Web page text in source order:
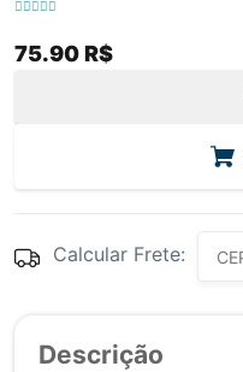
75.90 R$
Calcular Frete:
Descrição